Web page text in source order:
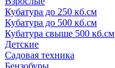
Кубатура до 250 кб.см
Кубатура до 500 кб.см
Кубатура свыше 500 кб.см
Детские
Садовая техника
Бензобуры